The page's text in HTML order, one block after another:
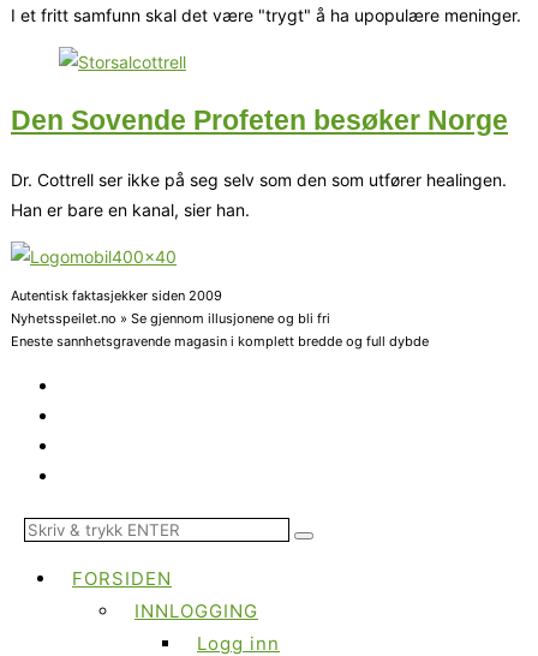
I et fritt samfunn skal det være "trygt" å ha upopulære meninger.
Den Sovende Profeten besøker Norge
Dr. Cottrell ser ikke på seg selv som den som utfører healingen.
Han er bare en kanal, sier han.
Autentisk faktasjekker siden 2009
Nyhetsspeilet.no » Se gjennom illusjonene og bli fri
Eneste sannhetsgravende magasin i komplett bredde og full dybde
FORSIDEN
INNLOGGING
Logg inn